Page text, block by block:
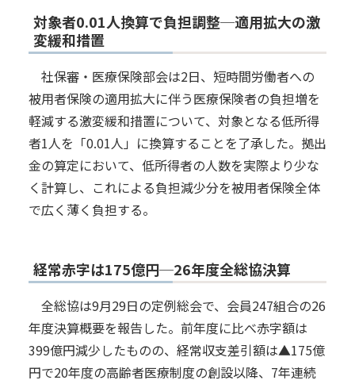
対象者0.01人換算で負担調整─適用拡大の激
変緩和措置
社保審・医療保険部会は2日、短時間労働者への
被用者保険の適用拡大に伴う医療保険者の負担増を
軽減する激変緩和措置について、対象となる低所得
者1人を「0.01人」に換算することを了承した。拠出
金の算定において、低所得者の人数を実際より少な
く計算し、これによる負担減少分を被用者保険全体
で広く薄く負担する。
経常赤字は175億円─26年度全総協決算
全総協は9月29日の定例総会で、会員247組合の26
年度決算概要を報告した。前年度に比べ赤字額は
399億円減少したものの、経常収支差引額は▲175億
円で20年度の高齢者医療制度の創設以降、7年連続